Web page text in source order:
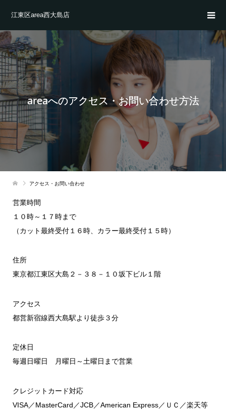
江東区area西大島店
areaへのアクセス・お問い合わせ方法
アクセス・お問い合わせ
営業時間
１０時～１７時まで
（カット最終受付１６時、カラー最終受付１５時）
住所
東京都江東区大島２－３８－１０坂下ビル１階
アクセス
都営新宿線西大島駅より徒歩３分
定休日
毎週日曜日 月曜日～土曜日まで営業
クレジットカード対応
VISA／MasterCard／JCB／American Express／ＵＣ／楽天等